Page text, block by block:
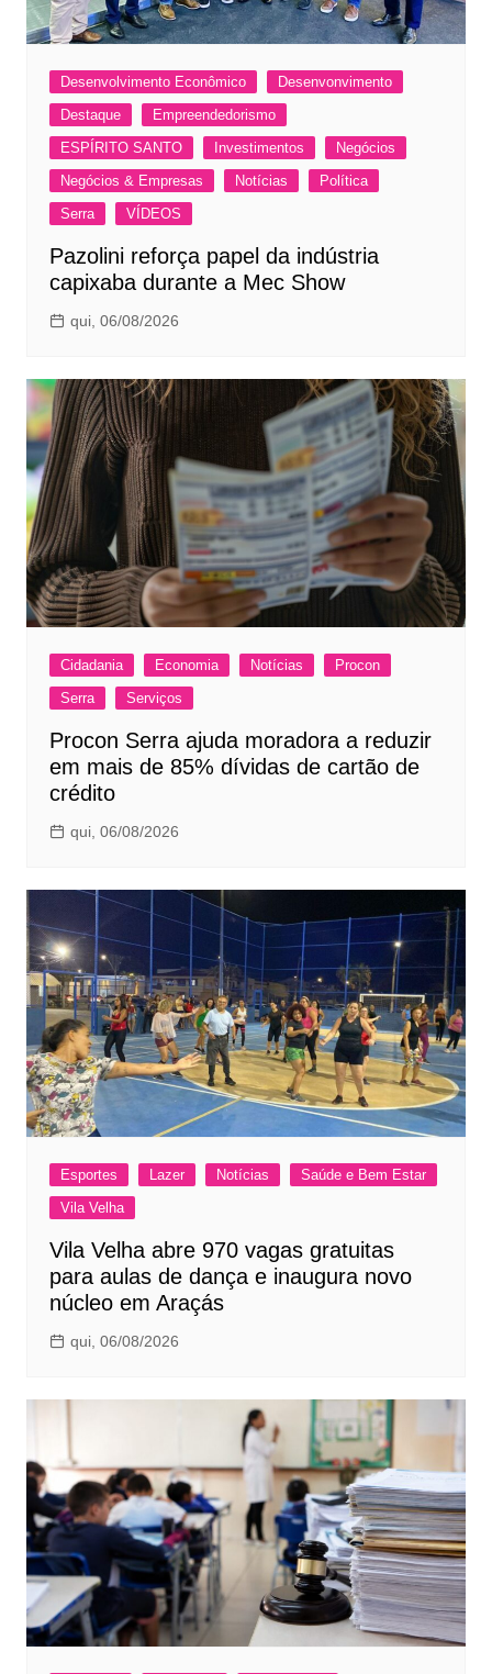
Desenvolvimento Econômico
Desenvonvimento
Destaque
Empreendedorismo
ESPÍRITO SANTO
Investimentos
Negócios
Negócios & Empresas
Notícias
Política
Serra
VÍDEOS
Pazolini reforça papel da indústria
capixaba durante a Mec Show
qui, 06/08/2026
Cidadania Economia Notícias
Procon
Serra
Serviços
Procon Serra ajuda moradora a reduzir
em mais de 85% dívidas de cartão de
crédito
qui, 06/08/2026
Esportes Lazer Notícias
Saúde e Bem Estar
Vila Velha
Vila Velha abre 970 vagas gratuitas
para aulas de dança e inaugura novo
núcleo em Araçás
qui, 06/08/2026